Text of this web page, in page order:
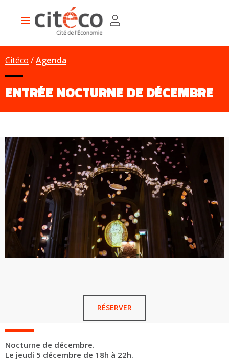
Main
Citéco Agenda
ENTRÉE NOCTURNE DE DÉCEMBRE
RÉSERVER
Nocturne de décembre.
Le jeudi 5 décembre de 18h à 22h.
Panneau de gestion des cookies